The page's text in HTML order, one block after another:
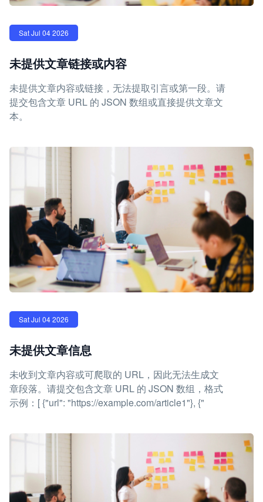
Sat Jul 04 2026
未提供文章链接或内容
未提供文章内容或链接，无法提取引言或第一段。请
提交包含文章 URL 的 JSON 数组或直接提供文章文
本。
Sat Jul 04 2026
未提供文章信息
未收到文章内容或可爬取的 URL，因此无法生成文
章段落。请提交包含文章 URL 的 JSON 数组，格式
示例：[ {"url": "https://example.com/article1"}, {"